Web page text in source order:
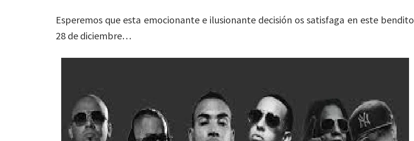
Esperemos que esta emocionante e ilusionante decisión os satisfaga en este bendito
28 de diciembre…